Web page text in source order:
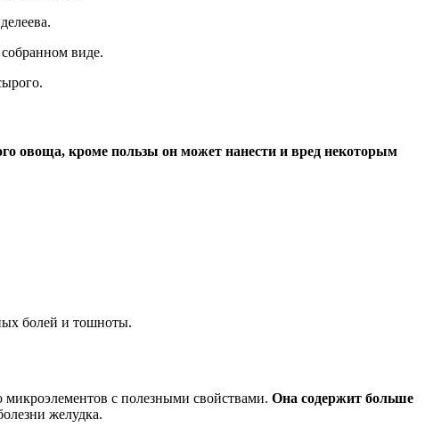
виде.
овоща, кроме пользы он может нанести и вред некоторым
болей и тошноты.
микроэлементов с полезными свойствами. Она содержит больше
желудка.